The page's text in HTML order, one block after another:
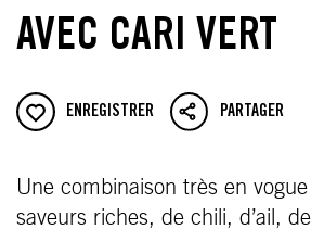
AVEC CARI VERT
ENREGISTRER PARTAGER
Une combinaison très en
saveurs riches, de chili, d’ail,